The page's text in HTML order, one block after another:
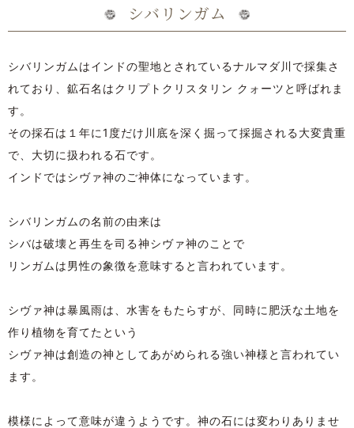
シバリンガム
シバリンガムはインドの聖地とされているナルマダ川で採集さ
れており、鉱石名はクリプトクリスタリン クォーツと呼ばれま
す。
その採石は１年に1度だけ川底を深く掘って採掘される大変貴重
で、大切に扱われる石です。
インドではシヴァ神のご神体になっています。
シバリンガムの名前の由来は
シバは破壊と再生を司る神シヴァ神のことで
リンガムは男性の象徴を意味すると言われています。
シヴァ神は暴風雨は、水害をもたらすが、同時に肥沃な土地を
作り植物を育てたという
シヴァ神は創造の神としてあがめられる強い神様と言われてい
ます。
模様によって意味が違うようです。神の石には変わりありませ